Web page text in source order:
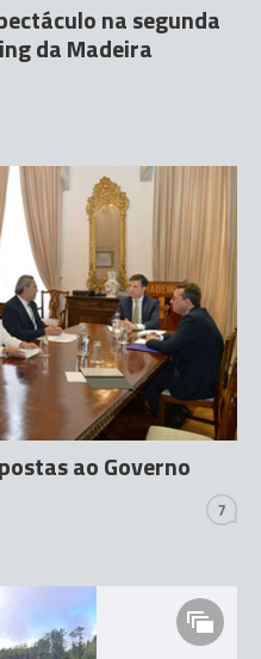
na segunda
da Madeira
ao Governo
7